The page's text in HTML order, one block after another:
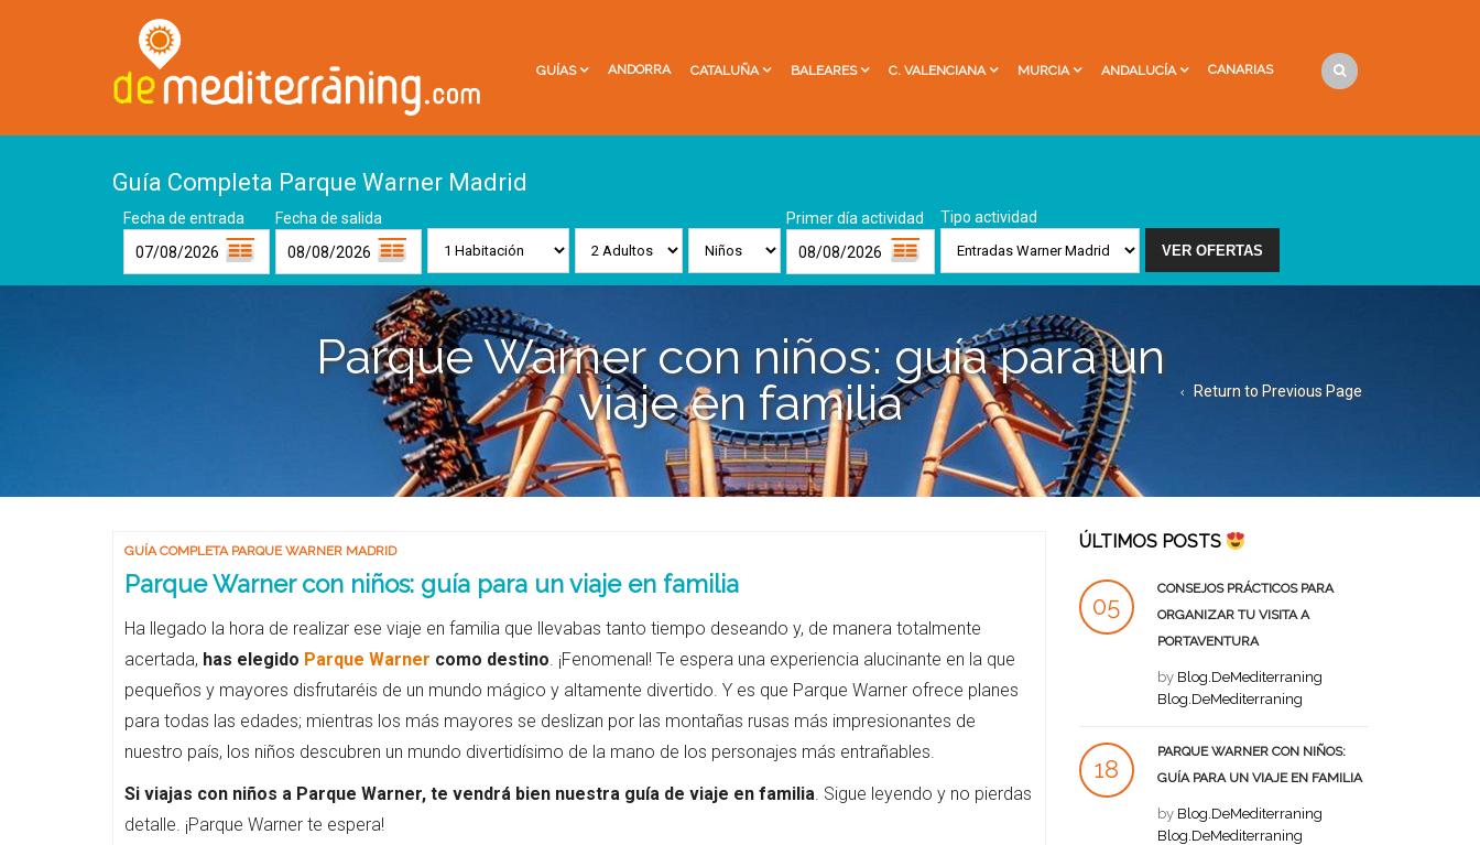
GUÍAS ANDORRA CATALUÑA BALEARES C. VALENCIANA MURCIA ANDALUCÍA CANARIAS
Guía Completa Parque Warner Madrid
Fecha de entrada Fecha de salida Primer día actividad Tipo actividad
Parque Warner con niños: guía para un
viaje en familia
Return to Previous Page
GUÍA COMPLETA PARQUE WARNER MADRID
Parque Warner con niños: guía para un viaje en familia
Ha llegado la hora de realizar ese viaje en familia que llevabas tanto tiempo deseando y, de manera totalmente
acertada, has elegido Parque Warner como destino. ¡Fenomenal! Te espera una experiencia alucinante en la que
pequeños y mayores disfrutaréis de un mundo mágico y altamente divertido. Y es que Parque Warner ofrece planes
para todas las edades; mientras los más mayores se deslizan por las montañas rusas más impresionantes de
nuestro país, los niños descubren un mundo divertidísimo de la mano de los personajes más entrañables.
Si viajas con niños a Parque Warner, te vendrá bien nuestra guía de viaje en familia. Sigue leyendo y no pierdas
detalle. ¡Parque Warner te espera!
ÚLTIMOS POSTS
05
CONSEJOS PRÁCTICOS PARA
ORGANIZAR TU VISITA A
PORTAVENTURA
by Blog.DeMediterraning
Blog.DeMediterraning
18
PARQUE WARNER CON NIÑOS:
GUÍA PARA UN VIAJE EN FAMILIA
by Blog.DeMediterraning
Blog.DeMediterraning